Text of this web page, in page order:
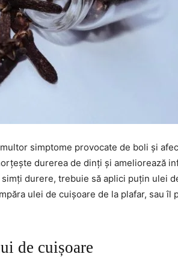
simptome provocate de boli și
durerea de dinți și ameliorează
durere, trebuie să aplici puțin ulei
ulei de cuișoare de la plafar, sau îl
de cuișoare